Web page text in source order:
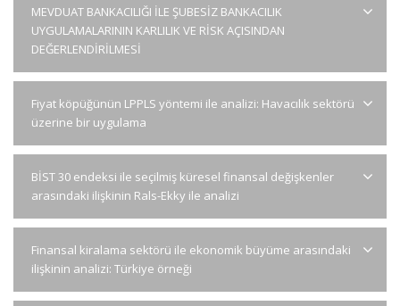
MEVDUAT BANKACILIĞI İLE ŞUBESİZ BANKACILIK
UYGULAMALARININ KARLILIK VE RİSK AÇISINDAN
DEĞERLENDİRİLMESİ
Fiyat köpüğünün LPPLS yöntemi ile analizi: Havacılık sektörü
üzerine bir uygulama
BİST 30 endeksi ile seçilmiş küresel finansal değişkenler
arasındaki ilişkinin Rals-Ekky ile analizi
Finansal kiralama sektörü ile ekonomik büyüme arasındaki
ilişkinin analizi: Türkiye örneği